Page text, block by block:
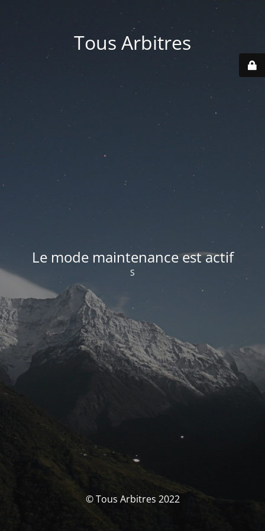
Tous Arbitres
Le mode maintenance est actif
S
© Tous Arbitres 2022